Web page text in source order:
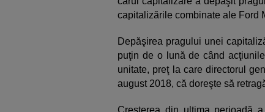
capitalizările combinate ale Ford
Depăşirea pragului unei
puţin de o lună de când
unitate, preţ la care directorul
august 2018, că doreşte să
Creşterea din ultima perioadă